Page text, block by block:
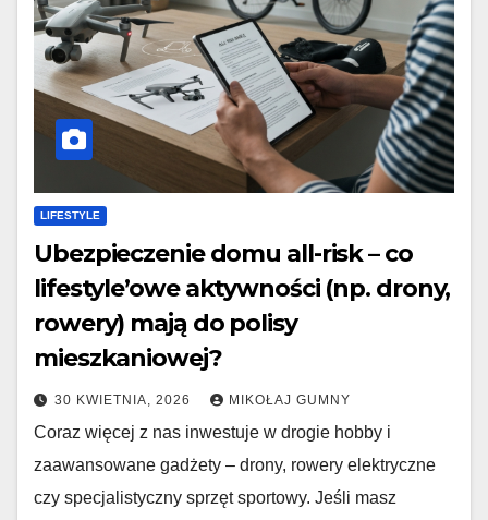
LIFESTYLE
Ubezpieczenie domu all-risk – co
lifestyle’owe aktywności (np. drony,
rowery) mają do polisy
mieszkaniowej?
30 KWIETNIA, 2026 MIKOŁAJ GUMNY
Coraz więcej z nas inwestuje w drogie hobby i
zaawansowane gadżety – drony, rowery elektryczne
czy specjalistyczny sprzęt sportowy. Jeśli masz